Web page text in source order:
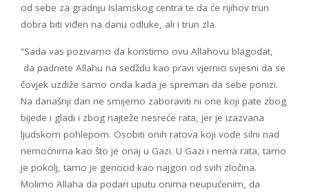
od sebe za gradnju Islamskog centra te da će njihov trun
dobra biti viđen na danu odluke, ali i trun zla.
“Sada vas pozivamo da koristimo ovu Allahovu blagodat,
da padnete Allahu na sedždu kao pravi vjernici svjesni da se
čovjek uzdiže samo onda kada je spreman da sebe ponizi.
Na današnji dan ne smijemo zaboraviti ni one koji pate zbog
bijede i gladi i zbog najteže nesreće rata, jer je izazvana
ljudskom pohlepom. Osobiti onih ratova koji vode silni nad
nemoćnima kao što je onaj u Gazi. U Gazi i nema rata, tamo
je pokolj, tamo je genocid kao najgori od svih zločina.
Molimo Allaha da podari uputu onima neupućenim, da